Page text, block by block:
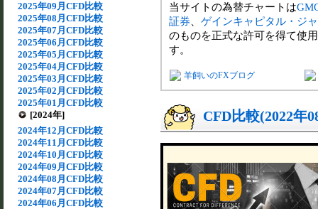
2025年09月CFD比較
2025年08月CFD比較
2025年07月CFD比較
2025年06月CFD比較
2025年05月CFD比較
2025年04月CFD比較
2025年03月CFD比較
2025年02月CFD比較
2025年01月CFD比較
[2024年]
2024年12月CFD比較
2024年11月CFD比較
2024年10月CFD比較
2024年09月CFD比較
2024年08月CFD比較
2024年07月CFD比較
2024年06月CFD比較
当サイトの為替チャートは
証券
ゲインキャピタル・ジ
のものを正式な許可を得て使
す。
羊飼いのFXブログ
CFD比較(2022年